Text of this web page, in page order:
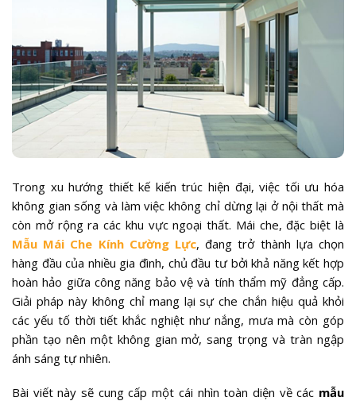
Trong xu hướng thiết kế kiến trúc hiện đại, việc tối ưu hóa
không gian sống và làm việc không chỉ dừng lại ở nội thất mà
còn mở rộng ra các khu vực ngoại thất. Mái che, đặc biệt là
Mẫu Mái Che Kính Cường Lực, đang trở thành lựa chọn
hàng đầu của nhiều gia đình, chủ đầu tư bởi khả năng kết hợp
hoàn hảo giữa công năng bảo vệ và tính thẩm mỹ đẳng cấp.
Giải pháp này không chỉ mang lại sự che chắn hiệu quả khỏi
các yếu tố thời tiết khắc nghiệt như nắng, mưa mà còn góp
phần tạo nên một không gian mở, sang trọng và tràn ngập
ánh sáng tự nhiên.
Bài viết này sẽ cung cấp một cái nhìn toàn diện về các mẫu